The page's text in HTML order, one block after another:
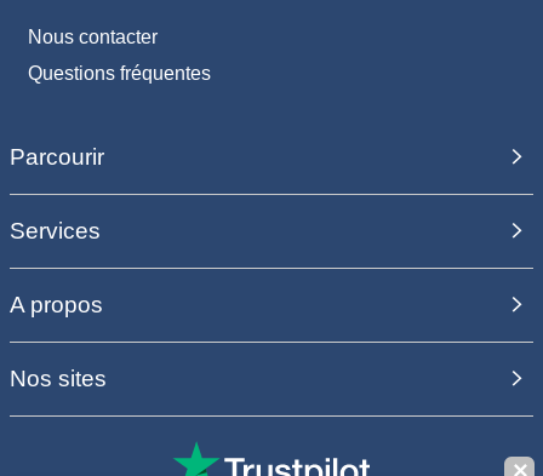
Nous contacter
Questions fréquentes
Parcourir
Services
A propos
Nos sites